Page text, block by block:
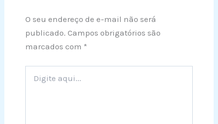
O seu endereço de e-mail não será
publicado. Campos obrigatórios são
marcados com *
aqui...